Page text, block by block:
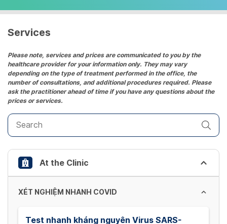
date.
the
question
mark
key
to
get
the
keyboard
shortcuts
for
changing
dates.
Services
Please note, services and prices are communicated to you by the
healthcare provider for your information only. They may vary
depending on the type of treatment performed in the office, the
number of consultations, and additional procedures required. Please
ask the practitioner ahead of time if you have any questions about the
prices or services.
At the Clinic
XÉT NGHIỆM NHANH COVID
Test nhanh kháng nguyên Virus SARS-